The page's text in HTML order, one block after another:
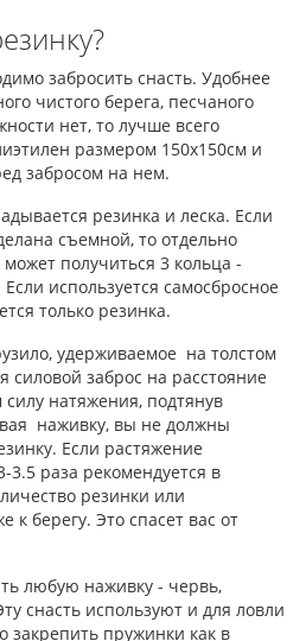
забросить снасть. Удобнее
чистого берега, песчаного
нет, то лучше всего
размером 150х150см и
забросом на нем.
резинка и леска. Если
съемной, то отдельно
получиться 3 кольца -
используется самосбросное
только резинка.
удерживаемое на толстом
силовой заброс на расстояние
натяжения, подтянув
наживку, вы не должны
Если растяжение
3.5 раза рекомендуется в
резинки или
к берегу. Это спасет вас от
любую наживку - червь,
снасть используют и для ловли
закрепить пружинки как в